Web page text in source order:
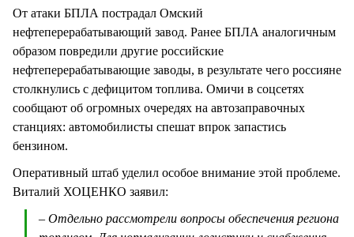
От атаки БПЛА пострадал Омский
нефтеперерабатывающий завод. Ранее БПЛА аналогичным
образом повредили другие российские
нефтеперерабатывающие заводы, в результате чего россияне
столкнулись с дефицитом топлива. Омичи в соцсетях
сообщают об огромных очередях на автозаправочных
станциях: автомобилисты спешат впрок запастись
бензином.
Оперативный штаб уделил особое внимание этой проблеме.
Виталий ХОЦЕНКО заявил:
– Отдельно рассмотрели вопросы обеспечения региона